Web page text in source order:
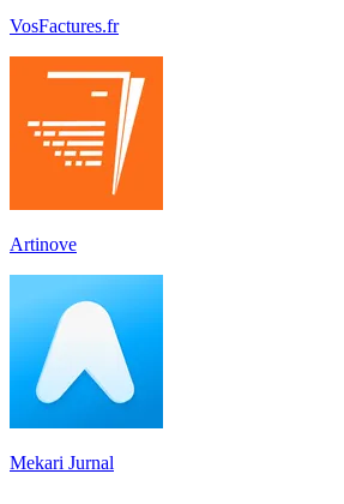
VosFactures.fr
Artinove
Mekari Jurnal